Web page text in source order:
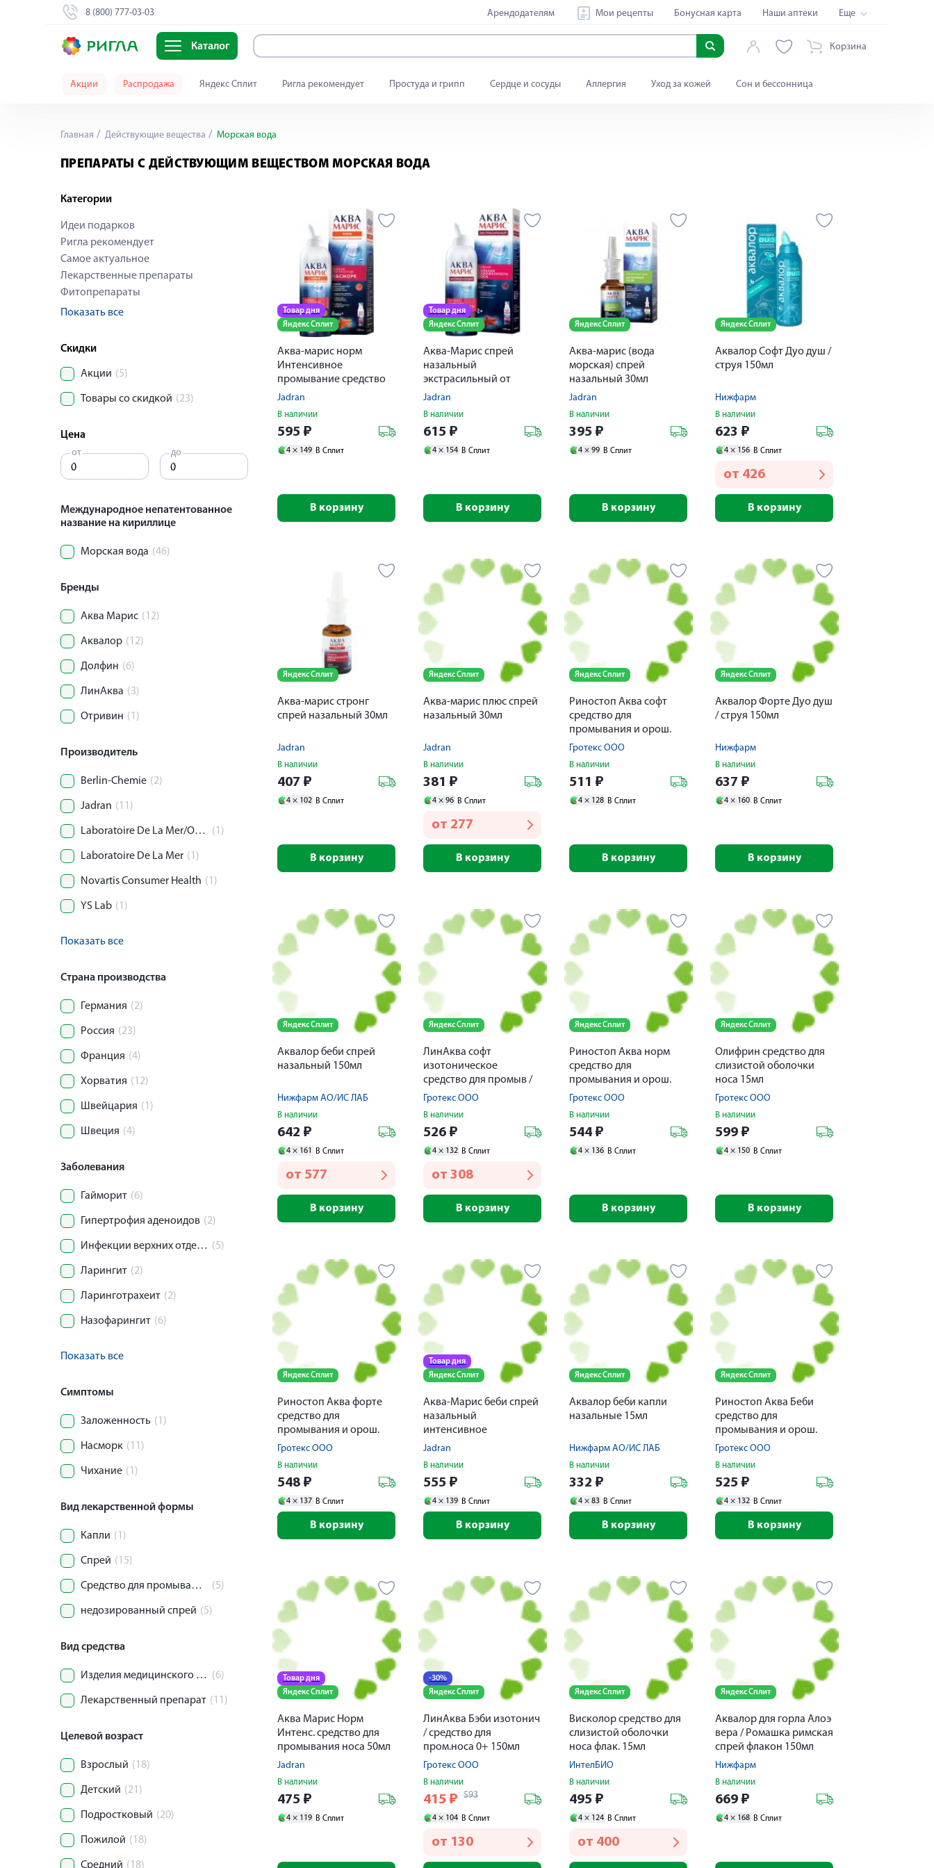
8 (800) 777-03-03 Арендодателям Мои рецепты Бонусная карта Наши аптеки Еще
Каталог Корзина
Акции Распродажа Яндекс Сплит Ригла рекомендует Простуда и грипп Сердце и сосуды Аллергия Уход за кожей Сон и бессонница
Главная Действующие вещества Морская вода
ПРЕПАРАТЫ С ДЕЙСТВУЮЩИМ ВЕЩЕСТВОМ МОРСКАЯ ВОДА
Категории
Идеи подарков
Ригла рекомендует
Самое актуальное
Лекарственные препараты
Фитопрепараты
Показать все
Скидки
Акции (5)
Товары со скидкой (23)
Цена
от до
Международное непатентованное
название на кириллице
Морская вода (46)
Бренды
Аква Марис (12)
Аквалор (12)
Долфин (6)
ЛинАква (3)
Отривин (1)
Производитель
Berlin-Chemie (2)
Jadran (11)
Laboratoire De La Mer/Отисифарм АО (1)
Laboratoire De La Mer (1)
Novartis Consumer Health (1)
YS Lab (1)
Показать все
Страна производства
Германия (2)
Россия (23)
Франция (4)
Хорватия (12)
Швейцария (1)
Швеция (4)
Заболевания
Гайморит (6)
Гипертрофия аденоидов (2)
Инфекции верхних отделов дыхательных путей (5)
Ларингит (2)
Ларинготрахеит (2)
Назофарингит (6)
Показать все
Симптомы
Заложенность (1)
Насморк (11)
Чихание (1)
Вид лекарственной формы
Капли (1)
Спрей (15)
Средство для промывания носа (5)
недозированный спрей (5)
Вид средства
Изделия медицинского назначения (6)
Лекарственный препарат (11)
Целевой возраст
Взрослый (18)
Детский (21)
Подростковый (20)
Пожилой (18)
Средний (18)
Товар дня
Яндекс Сплит
Аква-марис норм
Интенсивное
промывание средство
для промывания носа
Jadran
В наличии
595 ₽
4 × 149 В Сплит
В корзину
Товар дня
Яндекс Сплит
Аква-Марис спрей
назальный
экстрасильный от
заложенности носа
Jadran
В наличии
615 ₽
4 × 154 В Сплит
В корзину
Яндекс Сплит
Аква-марис (вода
морская) спрей
назальный 30мл
Jadran
В наличии
395 ₽
4 × 99 В Сплит
В корзину
Яндекс Сплит
Аквалор Софт Дуо душ /
струя 150мл
Нижфарм
В наличии
623 ₽
4 × 156 В Сплит
от 426
В корзину
Яндекс Сплит
Аква-марис стронг
спрей назальный 30мл
Jadran
В наличии
407 ₽
4 × 102 В Сплит
В корзину
Яндекс Сплит
Аква-марис плюс спрей
назальный 30мл
Jadran
В наличии
381 ₽
4 × 96 В Сплит
от 277
В корзину
Яндекс Сплит
Риностоп Аква софт
средство для
промывания и орош.
полости носа душ 150мл
Гротекс ООО
В наличии
511 ₽
4 × 128 В Сплит
В корзину
Яндекс Сплит
Аквалор Форте Дуо душ
/ струя 150мл
Нижфарм
В наличии
637 ₽
4 × 160 В Сплит
В корзину
Яндекс Сплит
Аквалор беби спрей
назальный 150мл
Нижфарм АО/ИС ЛАБ
В наличии
642 ₽
4 × 161 В Сплит
от 577
В корзину
Яндекс Сплит
ЛинАква софт
изотоническое
средство для промыв /
орошен. полости носа
Гротекс ООО
В наличии
526 ₽
4 × 132 В Сплит
от 308
В корзину
Яндекс Сплит
Риностоп Аква норм
средство для
промывания и орош.
полости носа струя
Гротекс ООО
В наличии
544 ₽
4 × 136 В Сплит
В корзину
Яндекс Сплит
Олифрин средство для
слизистой оболочки
носа 15мл
Гротекс ООО
В наличии
599 ₽
4 × 150 В Сплит
В корзину
Яндекс Сплит
Риностоп Аква форте
средство для
промывания и орош.
полости носа струя
Гротекс ООО
В наличии
548 ₽
4 × 137 В Сплит
В корзину
Товар дня
Яндекс Сплит
Аква-Марис беби спрей
назальный
интенсивное
промывание 150мл
Jadran
В наличии
555 ₽
4 × 139 В Сплит
В корзину
Яндекс Сплит
Аквалор беби капли
назальные 15мл
Нижфарм АО/ИС ЛАБ
В наличии
332 ₽
4 × 83 В Сплит
В корзину
Яндекс Сплит
Риностоп Аква Беби
средство для
промывания и орош.
полости носа душ 150мл
Гротекс ООО
В наличии
525 ₽
4 × 132 В Сплит
В корзину
Товар дня
Яндекс Сплит
Аква Марис Норм
Интенс. средство для
промывания носа 50мл
Jadran
В наличии
475 ₽
4 × 119 В Сплит
-30%
Яндекс Сплит
ЛинАква Бэби изотонич
/ средство для
пром.носа 0+ 150мл
Гротекс ООО
В наличии
415 ₽ 593
4 × 104 В Сплит
от 130
Яндекс Сплит
Висколор средство для
слизистой оболочки
носа флак. 15мл
ИнтелБИО
В наличии
495 ₽
4 × 124 В Сплит
от 400
Яндекс Сплит
Аквалор для горла Алоэ
вера / Ромашка римская
спрей флакон 150мл
Нижфарм
В наличии
669 ₽
4 × 168 В Сплит